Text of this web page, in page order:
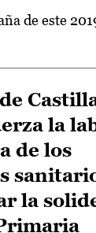
de este
la
de los
la